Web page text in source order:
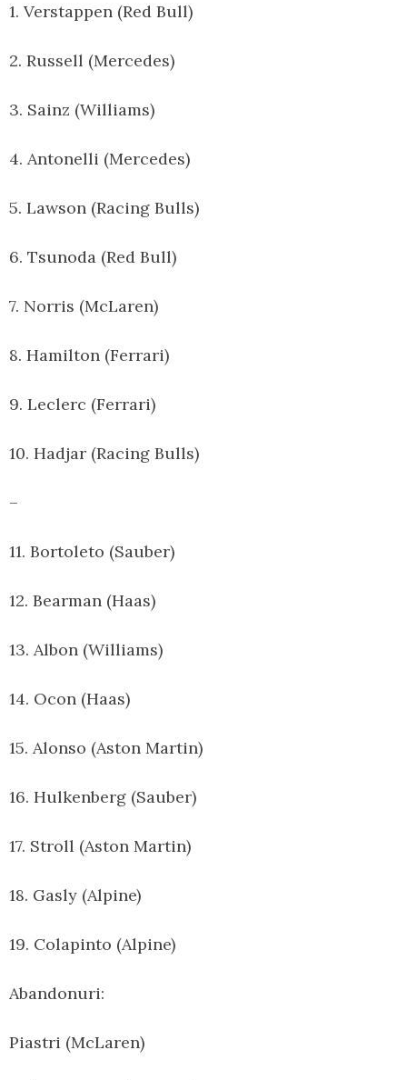
1. Verstappen (Red Bull)
2. Russell (Mercedes)
3. Sainz (Williams)
4. Antonelli (Mercedes)
5. Lawson (Racing Bulls)
6. Tsunoda (Red Bull)
7. Norris (McLaren)
8. Hamilton (Ferrari)
9. Leclerc (Ferrari)
10. Hadjar (Racing Bulls)
–
11. Bortoleto (Sauber)
12. Bearman (Haas)
13. Albon (Williams)
14. Ocon (Haas)
15. Alonso (Aston Martin)
16. Hulkenberg (Sauber)
17. Stroll (Aston Martin)
18. Gasly (Alpine)
19. Colapinto (Alpine)
Abandonuri:
Piastri (McLaren)